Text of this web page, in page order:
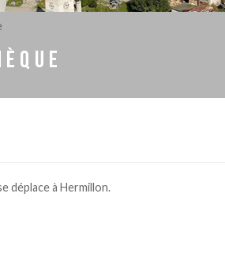
déplace à Hermillon.